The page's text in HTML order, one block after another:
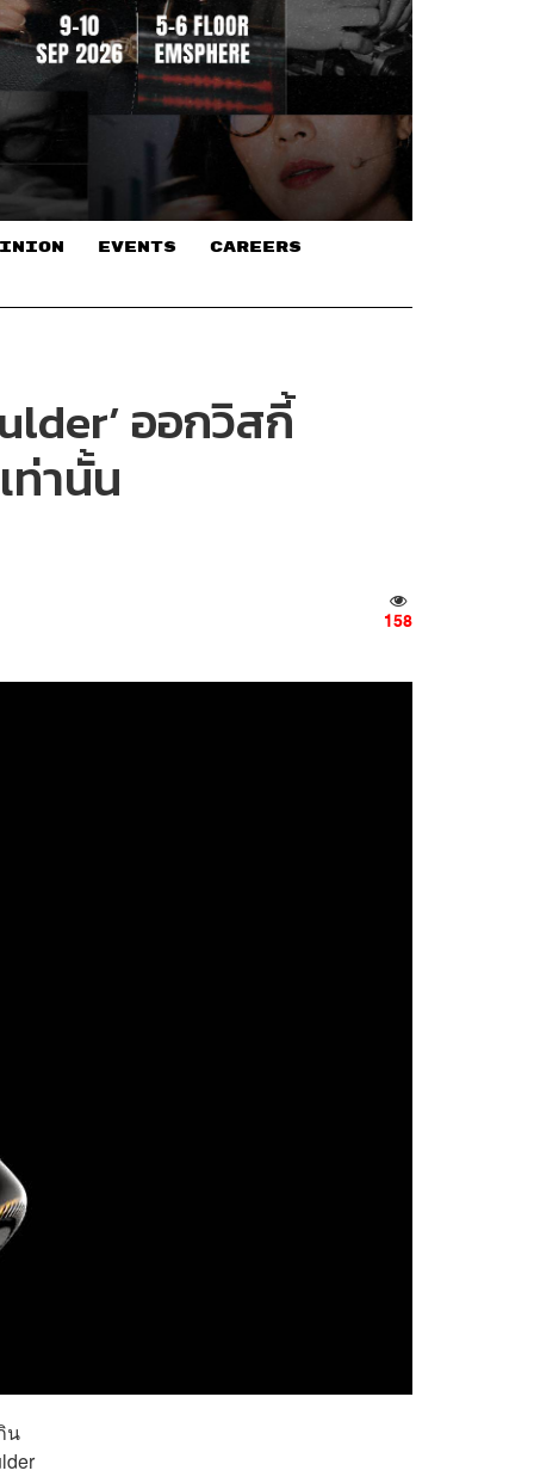
EVENTS CAREERS
ออกวิสกี้
ท่านั้น
158
น